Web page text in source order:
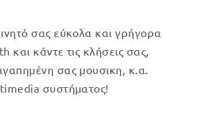
σας εύκολα και γρήγορα
κάντε τις κλήσεις σας,
σας μουσικη, κ.α.
συστήματος!